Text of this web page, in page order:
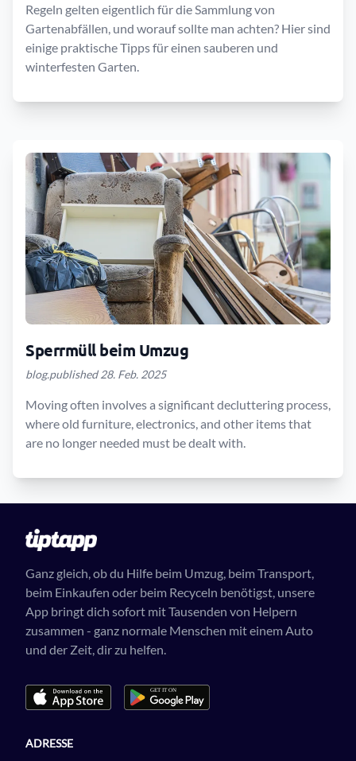
Regeln gelten eigentlich für die Sammlung von
Gartenabfällen, und worauf sollte man achten? Hier sind
einige praktische Tipps für einen sauberen und
winterfesten Garten.
Sperrmüll beim Umzug
blog.published 28. Feb. 2025
Moving often involves a significant decluttering process,
where old furniture, electronics, and other items that
are no longer needed must be dealt with.
Ganz gleich, ob du Hilfe beim Umzug, beim Transport,
beim Einkaufen oder beim Recyceln benötigst, unsere
App bringt dich sofort mit Tausenden von Helpern
zusammen - ganz normale Menschen mit einem Auto
und der Zeit, dir zu helfen.
ADRESSE